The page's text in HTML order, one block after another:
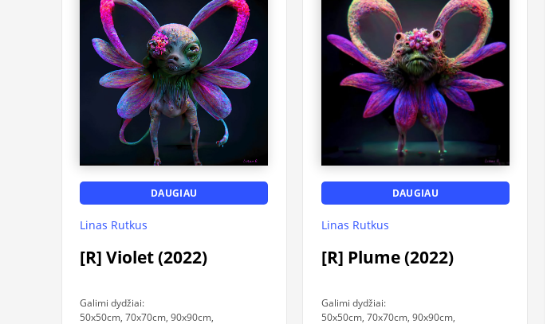
DAUGIAU
Linas Rutkus
[R] Violet (2022)
Galimi dydžiai:
50x50cm, 70x70cm, 90x90cm,
DAUGIAU
Linas Rutkus
[R] Plume (2022)
Galimi dydžiai:
50x50cm, 70x70cm, 90x90cm,